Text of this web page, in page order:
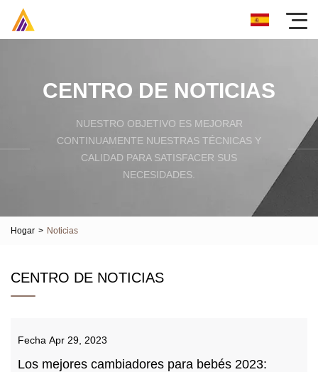
CENTRO DE NOTICIAS
NUESTRO OBJETIVO ES MEJORAR
CONTINUAMENTE NUESTRAS TÉCNICAS Y
CALIDAD PARA SATISFACER SUS
NECESIDADES.
Hogar > Noticias
CENTRO DE NOTICIAS
Fecha Apr 29, 2023
Los mejores cambiadores para bebés 2023: